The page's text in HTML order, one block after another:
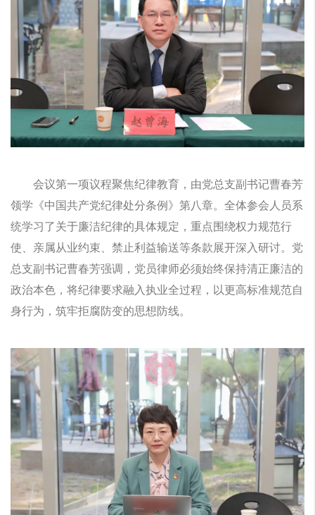
会议第一项议程聚焦纪律教育，由党总支副书记曹春芳
领学《中国共产党纪律处分条例》第八章。全体参会人员系
统学习了关于廉洁纪律的具体规定，重点围绕权力规范行
使、亲属从业约束、禁止利益输送等条款展开深入研讨。党
总支副书记曹春芳强调，党员律师必须始终保持清正廉洁的
政治本色，将纪律要求融入执业全过程，以更高标准规范自
身行为，筑牢拒腐防变的思想防线。